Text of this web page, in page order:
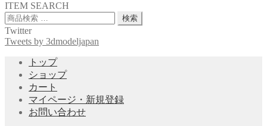
ITEM SEARCH
検
索
対
検索
Twitter
Tweets by 3dmodeljapan
トップ
ショップ
カート
マイページ・新規登録
お問い合わせ